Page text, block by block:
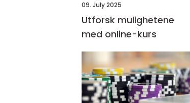
09. July 2025
Utforsk mulighetene
med online-kurs